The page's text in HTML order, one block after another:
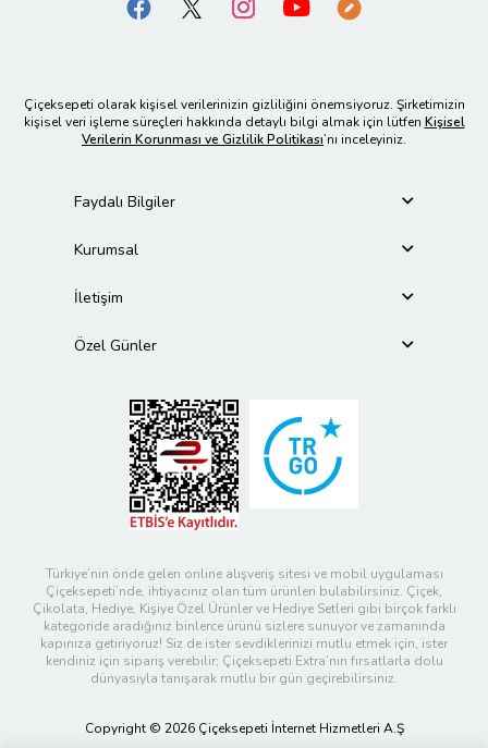
Çiçeksepeti olarak kişisel verilerinizin gizliliğini önemsiyoruz. Şirketimizin
kişisel veri işleme süreçleri hakkında detaylı bilgi almak için lütfen Kişisel
Verilerin Korunması ve Gizlilik Politikası’nı inceleyiniz.
Faydalı Bilgiler
Kurumsal
İletişim
Özel Günler
Türkiye’nin önde gelen online alışveriş sitesi ve mobil uygulaması
Çiçeksepeti’nde, ihtiyacınız olan tüm ürünleri bulabilirsiniz. Çiçek,
Çikolata, Hediye, Kişiye Özel Ürünler ve Hediye Setleri gibi birçok farklı
kategoride aradığınız binlerce ürünü sizlere sunuyor ve zamanında
kapınıza getiriyoruz! Siz de ister sevdiklerinizi mutlu etmek için, ister
kendiniz için sipariş verebilir; Çiçeksepeti Extra’nın fırsatlarla dolu
dünyasıyla tanışarak mutlu bir gün geçirebilirsiniz.
Copyright © 2026 Çiçeksepeti İnternet Hizmetleri A.Ş